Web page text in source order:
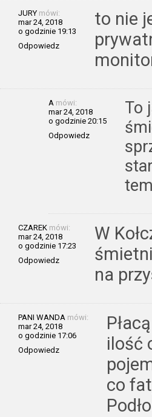
JURY mówi:
mar 24, 2018
o godzinie 19:13
Odpowiedz
to nie
A mówi:
mar 24, 2018
o godzinie 20:15
Odpowiedz
To
CZAREK mówi:
mar 24, 2018
o godzinie 17:23
Odpowiedz
W
na
PANI WANDA mówi:
mar 24, 2018
o godzinie 17:06
Odpowiedz
ilość
co